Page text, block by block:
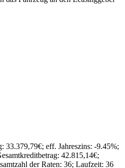
33.379,79€; eff. Jahreszins: -9.45%;
42.815,14€;
der Raten: 36; Laufzeit: 36